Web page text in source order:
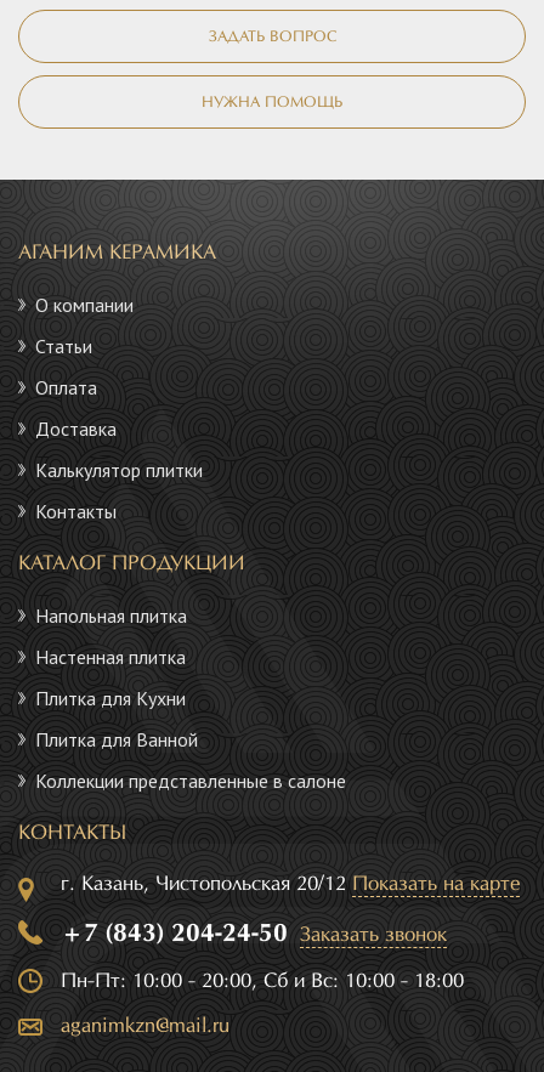
ЗАДАТЬ ВОПРОС
НУЖНА ПОМОЩЬ
АГАНИМ КЕРАМИКА
О компании
Статьи
Оплата
Доставка
Калькулятор плитки
Контакты
КАТАЛОГ ПРОДУКЦИИ
Напольная плитка
Настенная плитка
Плитка для Кухни
Плитка для Ванной
Коллекции представленные в салоне
КОНТАКТЫ
г. Казань, Чистопольская 20/12 Показать на карте
+7 (843) 204-24-50 Заказать звонок
Пн-Пт: 10:00 - 20:00, Сб и Вс: 10:00 - 18:00
aganimkzn@mail.ru